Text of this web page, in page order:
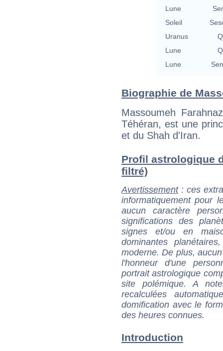
Lune
Soleil
Uranus
Lune
Lune
Biographie de
Massoumeh
Téhéran, est une
et du Shah d'Iran.
Profil astrologique
filtré)
Avertissement: ces
informatiquement pour
aucun caractère
significations des
signes et/ou en
dominantes
moderne. De plus,
l'honneur d'une
portrait astrologique
site polémique. A
recalculées
domification avec le
des heures connues.
Introduction